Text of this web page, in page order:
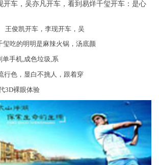
王俊凯开车，李现开车，吴
玺吃的明明是麻辣火锅，汤底颜
单手机,成色垃圾,系
行色，显白不挑人，跟着穿
3D裸眼体验